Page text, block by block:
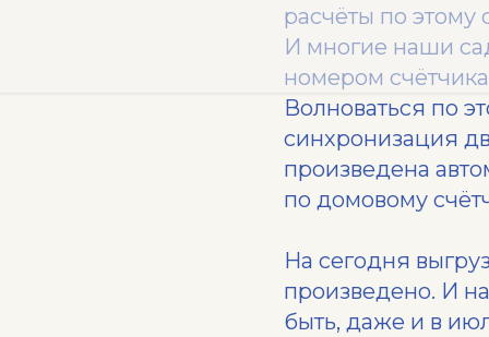
расчёты по этому
И многие наши
номером
Волноваться по
синхронизация
произведена
по домовому
На сегодня
произведено. И
быть, даже и в